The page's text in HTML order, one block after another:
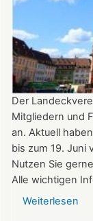
Der
Mitgliedern und
an. Aktuell
bis zum 19. Juni
Nutzen Sie
Alle wichtigen
Weiterlesen